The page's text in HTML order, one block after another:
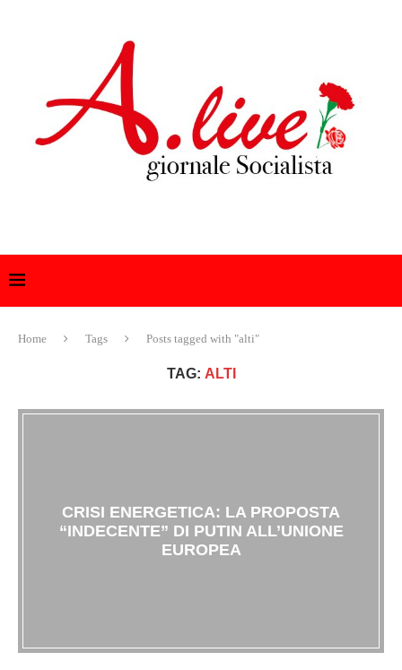
Home Tags Posts tagged with "alti"
TAG: ALTI
CRISI ENERGETICA: LA PROPOSTA
“INDECENTE” DI PUTIN ALL’UNIONE
EUROPEA